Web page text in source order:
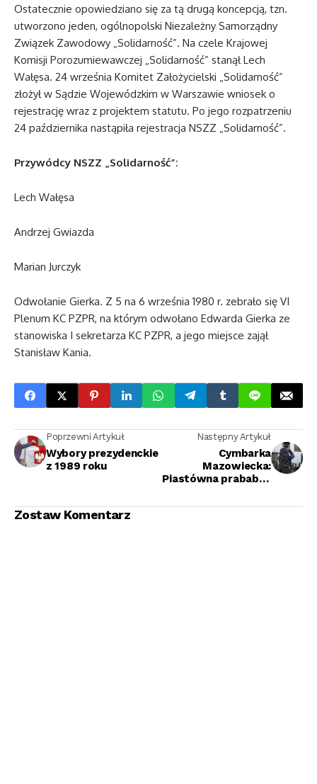
Ostatecznie opowiedziano się za tą drugą koncepcją, tzn.
utworzono jeden, ogólnopolski Niezależny Samorządny
Związek Zawodowy „Solidarność”. Na czele Krajowej
Komisji Porozumiewawczej „Solidarność” stanął Lech
Wałęsa. 24 września Komitet Założycielski „Solidarność”
złożył w Sądzie Wojewódzkim w Warszawie wniosek o
rejestrację wraz z projektem statutu. Po jego rozpatrzeniu
24 października nastąpiła rejestracja NSZZ „Solidarność”.
Przywódcy NSZZ „Solidarność”:
Lech Wałęsa
Andrzej Gwiazda
Marian Jurczyk
Odwołanie Gierka. Z 5 na 6 września 1980 r. zebrało się VI
Plenum KC PZPR, na którym odwołano Edwarda Gierka ze
stanowiska I sekretarza KC PZPR, a jego miejsce zajął
Stanisław Kania.
Poprzewni Artykuł
Wybory prezydenckie
z 1989 roku
Następny Artykuł
Cymbarka
Mazowiecka:
Piastówna prababką
Habsburgów
Zostaw Komentarz